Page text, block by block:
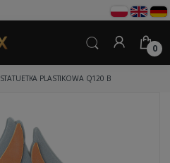
0
STATUETKA PLASTIKOWA Q120 B